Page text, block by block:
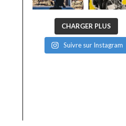
CHARGER PLUS
Suivre sur Instagram